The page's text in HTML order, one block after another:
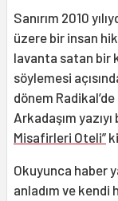
Sanırım 2010
üzere bir insan
lavanta satan bir
söylemesi
dönem
Arkadaşım
Misafirleri Oteli”
Okuyunca haber
anladım ve kendi